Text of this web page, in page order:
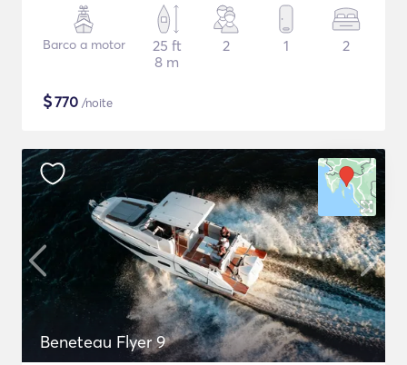
Barco a motor
25 ft
8 m
2 1 2
$770 /noite
Beneteau Flyer 9